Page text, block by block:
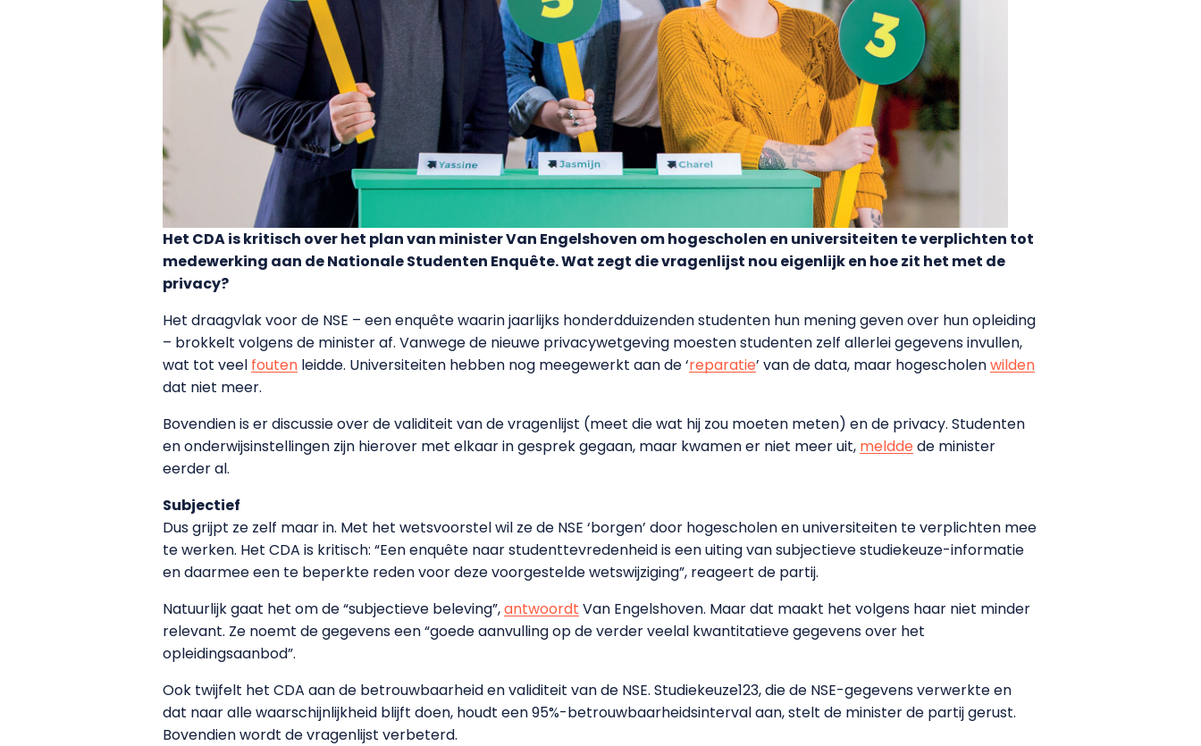
Het CDA is kritisch over het plan van minister Van Engelshoven om hogescholen en universiteiten te verplichten tot
medewerking aan de Nationale Studenten Enquête. Wat zegt die vragenlijst nou eigenlijk en hoe zit het met de
privacy?
Het draagvlak voor de NSE – een enquête waarin jaarlijks honderdduizenden studenten hun mening geven over hun opleiding
– brokkelt volgens de minister af. Vanwege de nieuwe privacywetgeving moesten studenten zelf allerlei gegevens invullen,
wat tot veel fouten leidde. Universiteiten hebben nog meegewerkt aan de ‘reparatie’ van de data, maar hogescholenwilden
dat niet meer.
Bovendien is er discussie over de validiteit van de vragenlijst (meet die wat hij zou moeten meten) en de privacy. Studenten
en onderwijsinstellingen zijn hierover met elkaar in gesprek gegaan, maar kwamen er niet meer uit, melddede minister
eerder al.
Subjectief
Dus grijpt ze zelf maar in. Met het wetsvoorstel wil ze de NSE ‘borgen’ door hogescholen en universiteiten te verplichten mee
te werken. Het CDA is kritisch: “Een enquête naar studenttevredenheid is een uiting van subjectieve studiekeuze-informatie
en daarmee een te beperkte reden voor deze voorgestelde wetswijziging”, reageert de partij.
Natuurlijk gaat het om de “subjectieve beleving”,antwoordt Van Engelshoven. Maar dat maakt het volgens haar niet minder
relevant. Ze noemt de gegevens een “goede aanvulling op de verder veelal kwantitatieve gegevens over het
opleidingsaanbod”.
Ook twijfelt het CDA aan de betrouwbaarheid en validiteit van de NSE. Studiekeuze123, die de NSE-gegevens verwerkte en
dat naar alle waarschijnlijkheid blijft doen, houdt een 95%-betrouwbaarheidsinterval aan, stelt de minister de partij gerust.
Bovendien wordt de vragenlijst verbeterd.